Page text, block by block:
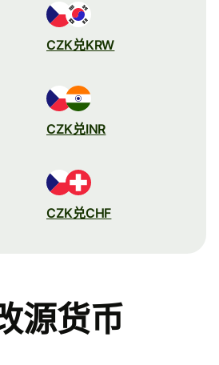
CZK兑KRW
CZK兑INR
CZK兑CHF
源货币